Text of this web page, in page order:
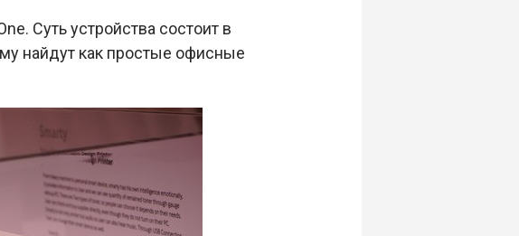
Суть устройства состоит в
найдут как простые офисные